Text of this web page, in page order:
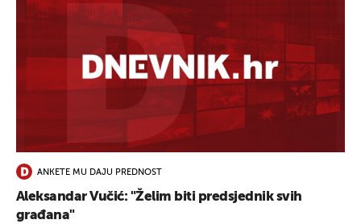
ANKETE MU DAJU PREDNOST
Aleksandar Vučić: "Želim biti predsjednik svih
građana"